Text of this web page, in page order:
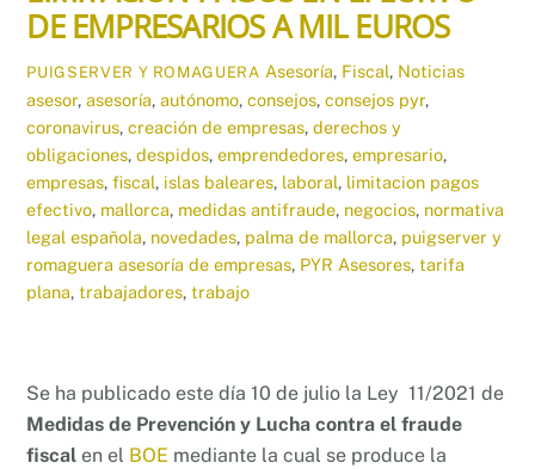
DE EMPRESARIOS A MIL EUROS
PUIGSERVER Y ROMAGUERA Asesoría, Fiscal, Noticias
asesor,asesoría,autónomo,consejos,consejos pyr,
coronavirus,creación de empresas,derechos y
obligaciones,despidos,emprendedores,empresario,
empresas,fiscal, islas baleares, laboral, limitacion pagos
efectivo, mallorca, medidas antifraude, negocios, normativa
legal española, novedades, palma de mallorca, puigserver y
romaguera asesoría de empresas, PYR Asesores,tarifa
plana,trabajadores,trabajo
Se ha publicado este día 10 de julio la Ley 11/2021 de
Medidas de Prevención y Lucha contra el fraude
fiscal en el BOE mediante la cual se produce la